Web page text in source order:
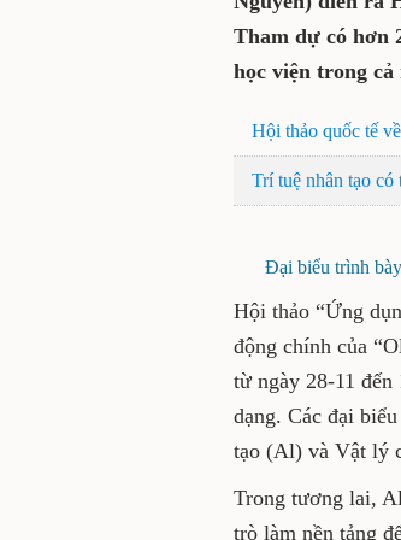
Hội thảo
dự có hơn
Hội thảo quốc
thông
Đại biểu trình
Hội thảo “Ứng
những hoạt
học, với nhiều